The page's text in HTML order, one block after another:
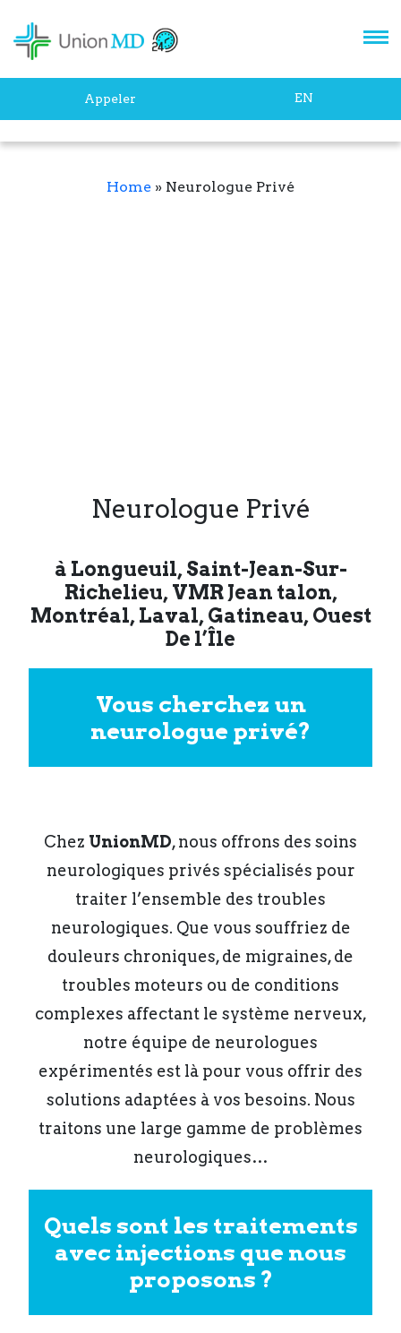
Appeler EN
Home » Neurologue Privé
Neurologue Privé
à Longueuil, Saint-Jean-Sur-
Richelieu, VMR Jean talon,
Montréal, Laval, Gatineau,Ouest
De l’Île
Vous cherchez un
neurologue privé?
Chez UnionMD, nous offrons des soins
neurologiques privés spécialisés pour
traiter l’ensemble des troubles
neurologiques. Que vous souffriez de
douleurs chroniques, de migraines, de
troubles moteurs ou de conditions
complexes affectant le système nerveux,
notre équipe de neurologues
expérimentés est là pour vous offrir des
solutions adaptées à vos besoins. Nous
traitons une large gamme de problèmes
neurologiques…
Quels sont les traitements
avec injections que nous
proposons ?